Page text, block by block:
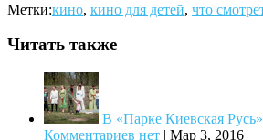
Метки:кино, кино для детей, что
Читать также
В «Парке Киевская
Комментариев нет | Мар 3, 2016